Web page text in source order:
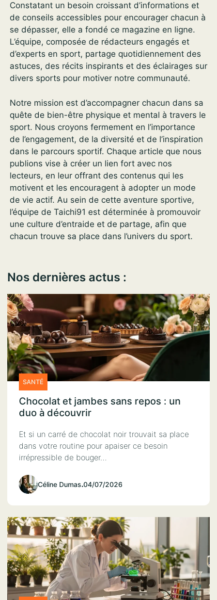
Constatant un besoin croissant d’informations et
de conseils accessibles pour encourager chacun à
se dépasser, elle a fondé ce magazine en ligne.
L’équipe, composée de rédacteurs engagés et
d’experts en sport, partage quotidiennement des
astuces, des récits inspirants et des éclairages sur
divers sports pour motiver notre communauté.
Notre mission est d’accompagner chacun dans sa
quête de bien-être physique et mental à travers le
sport. Nous croyons fermement en l’importance
de l’engagement, de la diversité et de l’inspiration
dans le parcours sportif. Chaque article que nous
publions vise à créer un lien fort avec nos
lecteurs, en leur offrant des contenus qui les
motivent et les encouragent à adopter un mode
de vie actif. Au sein de cette aventure sportive,
l’équipe de Taichi91 est déterminée à promouvoir
une culture d’entraide et de partage, afin que
chacun trouve sa place dans l’univers du sport.
Nos dernières actus :
SANTÉ
Chocolat et jambes sans repos : un
duo à découvrir
Et si un carré de chocolat noir trouvait sa place
dans votre routine pour apaiser ce besoin
irrépressible de bouger…
Céline Dumas.04/07/2026